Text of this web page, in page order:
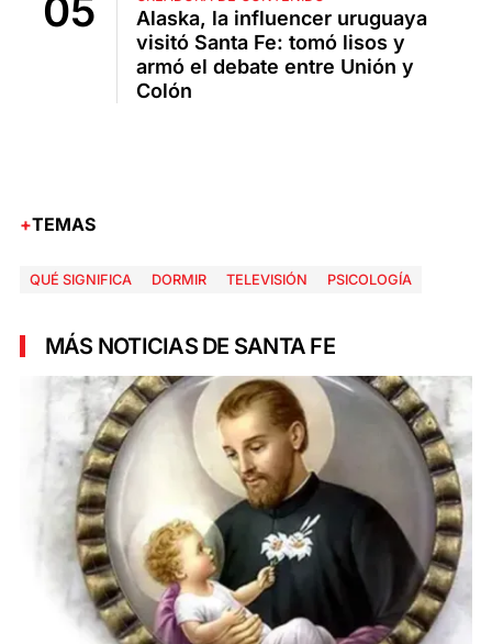
Alaska, la influencer uruguaya
visitó Santa Fe: tomó lisos y
armó el debate entre Unión y
Colón
TEMAS
QUÉ SIGNIFICA DORMIR TELEVISIÓN PSICOLOGÍA
MÁS NOTICIAS DE SANTA FE